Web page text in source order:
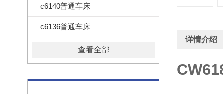
c6140普通车床
c6136普通车床
查看全部
详情介绍